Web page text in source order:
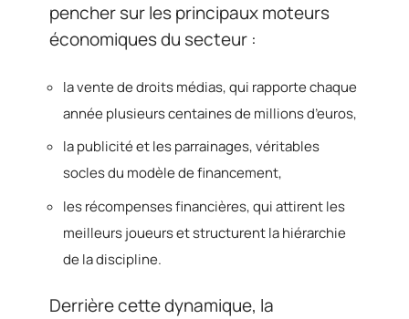
pencher sur les principaux moteurs
économiques du secteur :
la vente de droits médias, qui rapporte chaque
année plusieurs centaines de millions d’euros,
la publicité et les parrainages, véritables
socles du modèle de financement,
les récompenses financières, qui attirent les
meilleurs joueurs et structurent la hiérarchie
de la discipline.
Derrière cette dynamique, la